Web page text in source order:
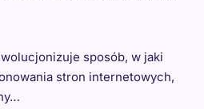
sposób, w jaki
stron internetowych,